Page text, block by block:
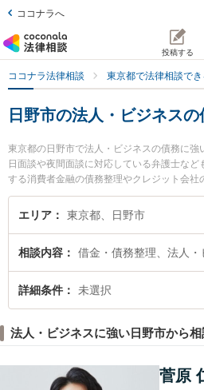
ココナラへ
投稿する
ココナラ法律相談 東京都で法律相談で
日野市の法人・ビジネス
東京都の日野市で法人・ビジネスの債務に
日面談や夜間面談に対応している弁護士な
する消費者金融の債務整理やクレジット会社
等の細かな分野での絞り込み検索もでき便
梶原 諒平弁護士や日野市民法律事務所の山
ぐに弁護士に相談したい』『法人・ビジネス
な近くの弁護士を検索したい』『初回相談
相談できる日野市内の弁護士に相談予約した
エリア 東京都、日野市
相談内容 借金・債務整理、法人・
詳細条件 未選択
法人・ビジネスに強い日野市から
菅原